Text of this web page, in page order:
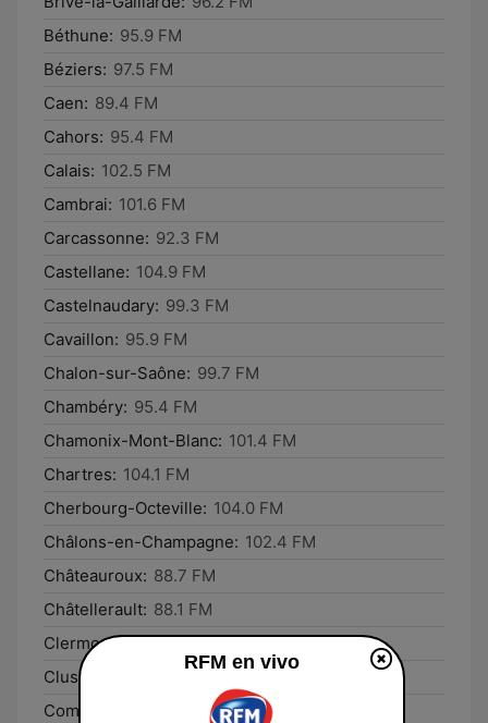
Béthune: 95.9 FM
Béziers: 97.5 FM
Caen: 89.4 FM
Cahors: 95.4 FM
Calais: 102.5 FM
Cambrai: 101.6 FM
Carcassonne: 92.3 FM
Castellane: 104.9 FM
Castelnaudary: 99.3 FM
Cavaillon: 95.9 FM
Chalon-sur-Saône: 99.7 FM
Chambéry: 95.4 FM
Chamonix-Mont-Blanc: 101.4 FM
Chartres: 104.1 FM
Cherbourg-Octeville: 104.0 FM
Châlons-en-Champagne: 102.4 FM
Châteauroux: 88.7 FM
Châtellerault: 88.1 FM
Clermont-Ferrand: 106.4 FM
Cluses:
Commercy:
RFM en vivo